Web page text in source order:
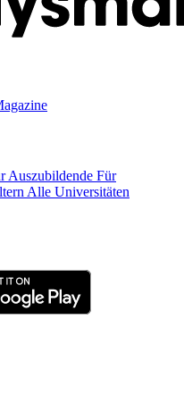
Auszubildende Für
Alle Universitäten